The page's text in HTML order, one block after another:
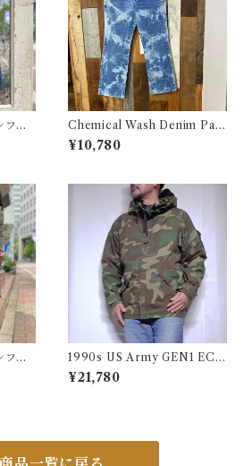
ォ
古
Chemical Wash Denim Pant
s / ケミカル デニム パンツ 古
着
¥10,780
ォ
1990s US Army GEN1 EC
WCS Gore-Tex Parka M-R
/ 米軍 ゴアテックス パーカー
¥21,780